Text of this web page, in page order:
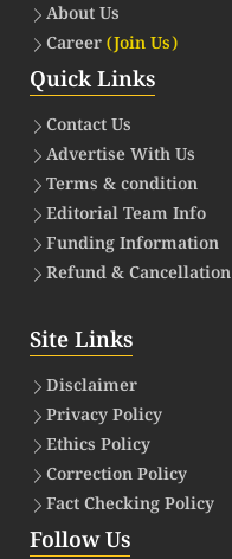
About Us
Career(Join Us)
Quick Links
Contact Us
Advertise With Us
Terms & condition
Editorial Team Info
Funding Information
Refund & Cancellation
Site Links
Disclaimer
Privacy Policy
Ethics Policy
Correction Policy
Fact Checking Policy
Follow Us